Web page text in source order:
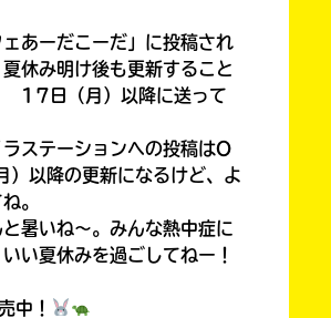
あーだこーだ」に投稿され
休み明け後も更新すること
17日（月）以降に送って
ステーションへの投稿はO
以降の更新になるけど、よ
。
暑いね～。みんな熱中症に
い夏休みを過ごしてねー！
中！